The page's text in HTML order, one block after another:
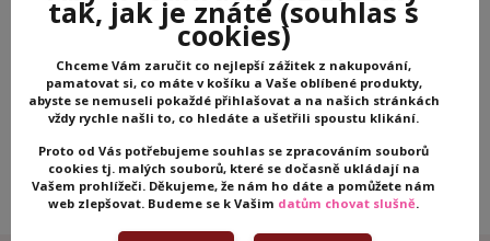
a slevy!
Můžete se kdykoli odhlásit. Zasíláme jednou za 14 dní.
Přihlásit se
Souhlasím sezpracováním osobních údajů za účelem rozesílky
newsletteru.
tak, jak je znáte(souhlas s
cookies)
Chceme Vám zaručit co nejlepší zážitek z nakupování,
pamatovat si, co máte v košíku a Vaše oblíbené produkty,
abyste se nemuseli pokaždé přihlašovat a na našich stránkách
vždy rychle našli to, co hledáte a ušetřili spoustu klikání.
Proto od Vás potřebujeme souhlas se zpracováním souborů
cookies tj. malých souborů, které se dočasně ukládají na
Vašem prohlížeči. Děkujeme, že nám ho dáte a pomůžete nám
web zlepšovat. Budeme se k Vašim datům chovat slušně.